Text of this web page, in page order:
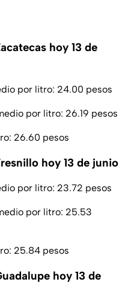
hoy 13 de
por litro: 24.00 pesos
por litro: 26.19 pesos
26.60 pesos
hoy 13 de junio
por litro: 23.72 pesos
por litro: 25.53
25.84 pesos
hoy 13 de